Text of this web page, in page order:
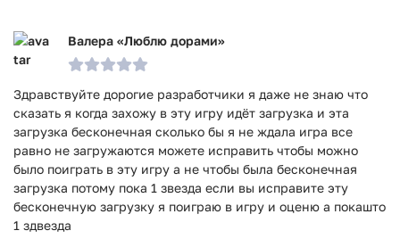
Валера «Люблю дорами»
Здравствуйте дорогие разработчики я даже не знаю что
сказать я когда захожу в эту игру идёт загрузка и эта
загрузка бесконечная сколько бы я не ждала игра все
равно не загружаются можете исправить чтобы можно
было поиграть в эту игру а не чтобы была бесконечная
загрузка потому пока 1 звезда если вы исправите эту
бесконечную загрузку я поиграю в игру и оценю а покашто
1 здвезда